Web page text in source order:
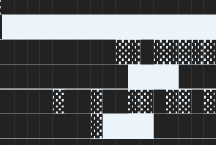
███
█████